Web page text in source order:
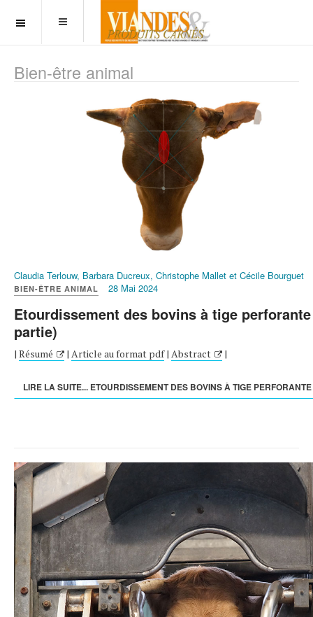
OFF CANVAS
Bien-être animal
Claudia Terlouw, Barbara Ducreux, Christophe Mallet et Cécile Bourguet
BIEN-ÊTRE ANIMAL 28 Mai 2024
Etourdissement des bovins à tige
partie)
| Résumé | Article au format pdf| Abstract |
LIRE LA SUITE... ETOURDISSEMENT DES BOVINS À TIGE